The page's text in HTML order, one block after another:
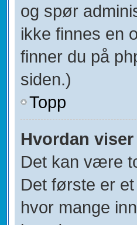
og spør
ikke finnes en
finner du på
siden.)
Topp
Hvordan
Det kan være
Det første er
hvor mange